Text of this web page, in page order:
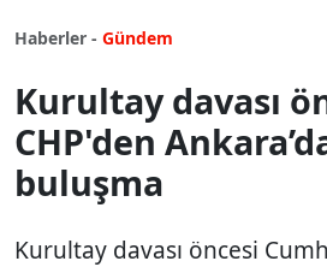
Haberler - Gündem
Kurultay davası
CHP'den
buluşma
Kurultay davası öncesi